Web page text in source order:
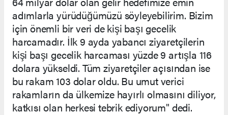
adımlarla yürüdüğümüzü söyleyebilirim. Bizim
için önemli bir veri de kişi başı gecelik
harcamadır. İlk 9 ayda yabancı ziyaretçilerin
kişi başı gecelik harcaması yüzde 9 artışla 116
dolara yükseldi. Tüm ziyaretçiler açısından ise
bu rakam 103 dolar oldu. Bu umut verici
rakamların da ülkemize hayırlı olmasını diliyor,
katkısı olan herkesi tebrik ediyorum" dedi.